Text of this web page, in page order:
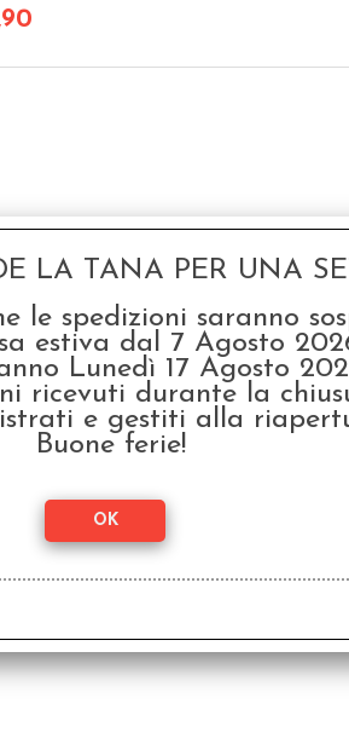
LA TANA PER UNA
le spedizioni saranno
estiva dal 7 Agosto
Lunedì 17 Agosto
ricevuti durante la
e gestiti alla
Buone ferie!